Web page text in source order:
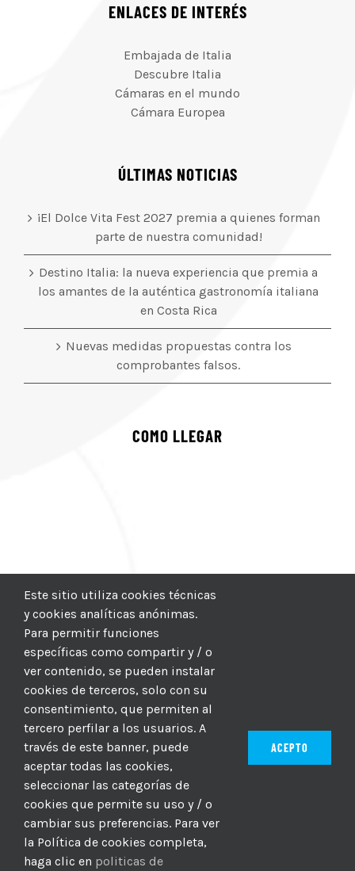
ENLACES DE INTERÉS
Embajada de Italia
Descubre Italia
Cámaras en el mundo
Cámara Europea
ÚLTIMAS NOTICIAS
¡El Dolce Vita Fest 2027 premia a quienes forman
parte de nuestra comunidad!
Destino Italia: la nueva experiencia que premia a
los amantes de la auténtica gastronomía italiana
en Costa Rica
Nuevas medidas propuestas contra los
comprobantes falsos.
COMO LLEGAR
© 2012–2025 |CICIC| Hosting: Hosting Para PYMES
MBAGIO.COM
| Todos los derechos reservados
FacebookTwitterYouTube
Este sitio utiliza cookies técnicas
y cookies analíticas anónimas.
Para permitir funciones
específicas como compartir y / o
ver contenido, se pueden instalar
cookies de terceros, solo con su
consentimiento, que permiten al
tercero perfilar a los usuarios. A
través de este banner, puede
aceptar todas las cookies,
seleccionar las categorías de
cookies que permite su uso y / o
cambiar sus preferencias. Para ver
la Política de cookies completa,
haga clic en politicas de
ACEPTO